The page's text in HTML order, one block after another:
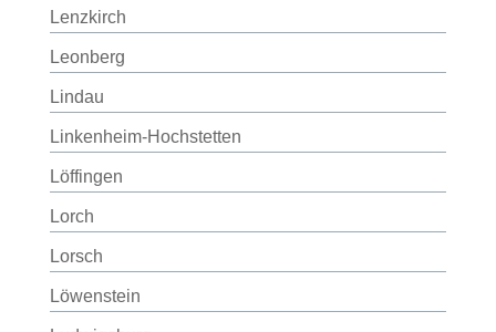
Lenzkirch
Leonberg
Lindau
Linkenheim-Hochstetten
Löffingen
Lorch
Lorsch
Löwenstein